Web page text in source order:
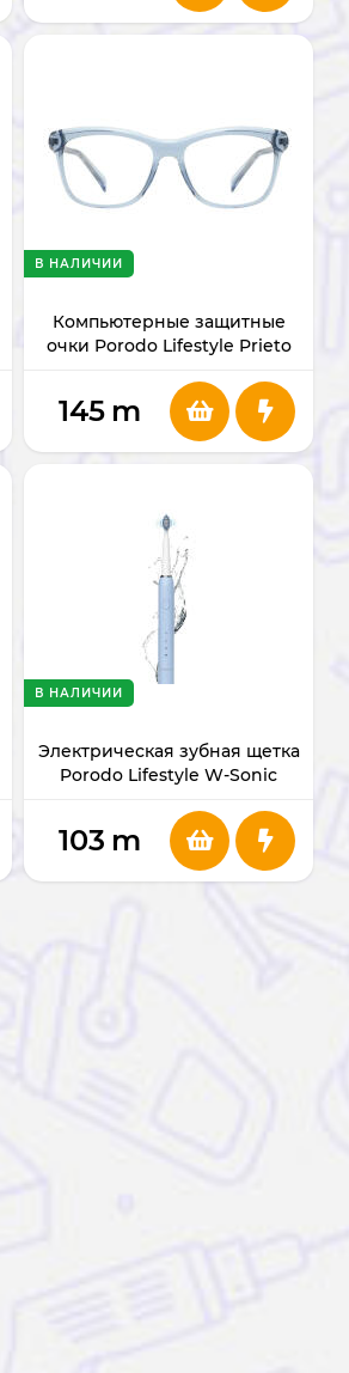
Компьютерные защитные
очки Porodo Lifestyle Prieto
В НАЛИЧИИ
145 m
Электрическая зубная щетка
Porodo Lifestyle W-Sonic
В НАЛИЧИИ
103 m